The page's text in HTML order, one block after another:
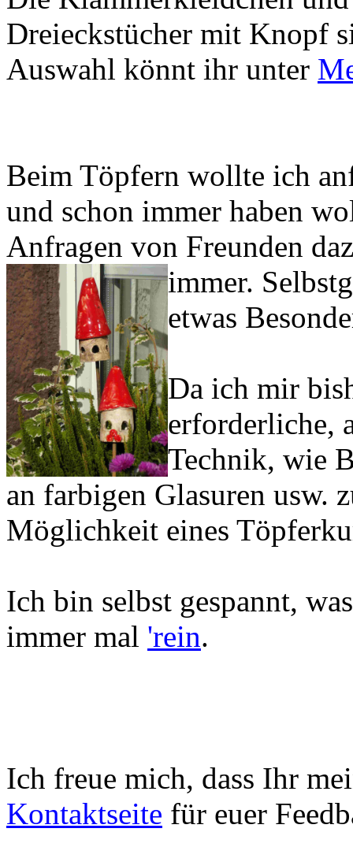
Dreieckstücher mit Knopf
Auswahl könnt ihr unter
Beim Töpfern wollte ich
und schon immer haben
Anfragen von Freunden
immer.
etwas
Da ich mir
erforderliche,
Technik, wie
an farbigen Glasuren usw.
Möglichkeit eines
Ich bin selbst gespannt,
immer mal 'rein.
Ich freue mich, dass Ihr
Kontaktseite für euer